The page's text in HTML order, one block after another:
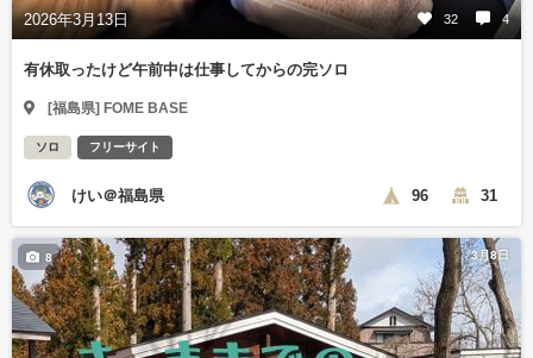
2026年3月13日 32 4
有休取ったけど午前中は仕事してからの完ソロ
[福島県] FOME BASE
ソロ フリーサイト
けい＠福島県 96 31
3月8日
8